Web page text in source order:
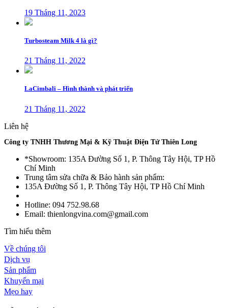
19 Tháng 11, 2023
Turbosteam Milk 4 là gì?
21 Tháng 11, 2022
LaCimbali – Hình thành và phát triển
21 Tháng 11, 2022
Liên hệ
Công ty TNHH Thương Mại & Kỹ Thuật Điện Tử Thiên Long
*Showroom: 135A Đường Số 1, P. Thông Tây Hội, TP Hồ
Chí Minh
Trung tâm sửa chữa & Bảo hành sản phẩm:
135A Đường Số 1, P. Thông Tây Hội, TP Hồ Chí Minh
Hotline: 094 752.98.68
Email: thienlongvina.com@gmail.com
Tìm hiểu thêm
Về chúng tôi
Dịch vụ
Sản phẩm
Khuyến mại
Mẹo hay